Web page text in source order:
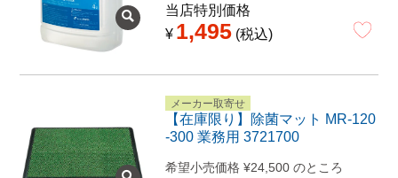
当店特別価格
¥ 1,495 税込
メーカー取寄せ
【在庫限り】除菌マット MR-120
-300 業務用 3721700
希望小売価格 ¥24,500 のところ